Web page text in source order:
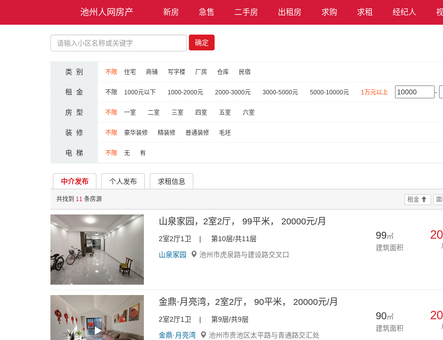
池州人网房产 新房 急售 二手房 出租房 求购 求租 经纪人
确定
类 别 不限 住宅 商铺 写字楼 厂房 仓库 民宿
租 金 不限 1000元以下 1000-2000元 2000-3000元 3000-5000元 5000-10000元 1万元以上 -
房 型 不限 一室 二室 三室 四室 五室 六室
装 修 不限 豪华装修 精装修 普通装修 毛坯
电 梯 不限 无 有
中介发布 个人发布 求租信息
共找到 11 条房源 租金
山泉家园，2室2厅， 99平米， 20000元/月
2室2厅1卫 | 第10层/共11层
山泉家园
池州市虎泉路与建设路交叉口
99㎡
建筑面积
金鼎·月亮湾，2室2厅， 90平米， 20000元/月
2室2厅1卫 | 第9层/共9层
金鼎·月亮湾
池州市贵池区太平路与青通路交汇处
90㎡
建筑面积